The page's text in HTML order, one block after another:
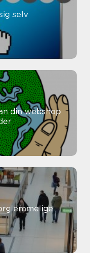
selv
din webshop